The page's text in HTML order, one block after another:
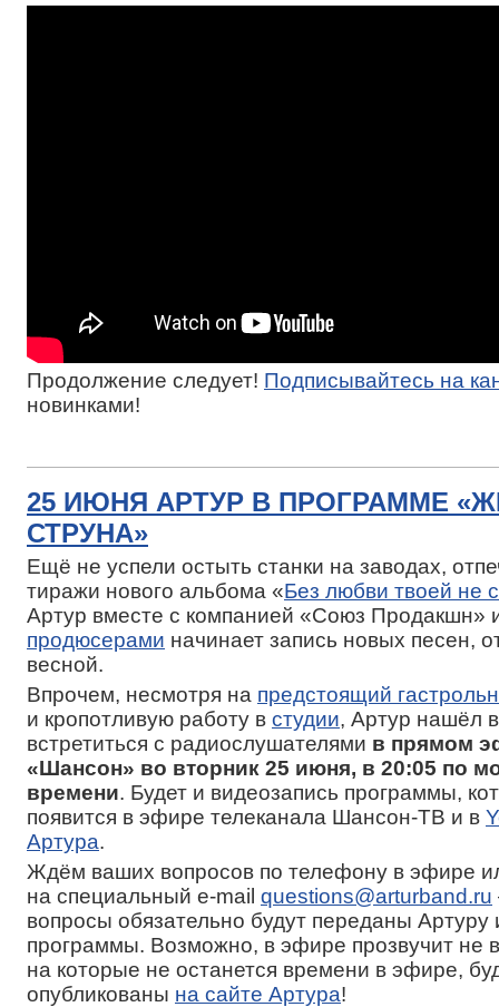
Продолжение следует! Подписывайтесь на
новинками!
25 ИЮНЯ АРТУР В ПРОГРАММЕ
СТРУНА»
Ещё не успели остыть станки на заводах,
тиражи нового альбома «Без любви твоей не
Артур вместе с компанией «Союз Продакшн»
продюсерами начинает запись новых песен,
весной.
Впрочем, несмотря на предстоящий
и кропотливую работу в студии, Артур нашёл
встретиться с радиослушателями в прямом
«Шансон» во вторник 25 июня, в 20:05 по
времени. Будет и видеозапись программы,
появится в эфире телеканала Шансон-ТВ и в
Артура.
Ждём ваших вопросов по телефону в эфире
на специальный e-mail questions@arturband.ru
вопросы обязательно будут переданы
программы. Возможно, в эфире прозвучит не
на которые не останется времени в эфире,
опубликованы на сайте Артура!